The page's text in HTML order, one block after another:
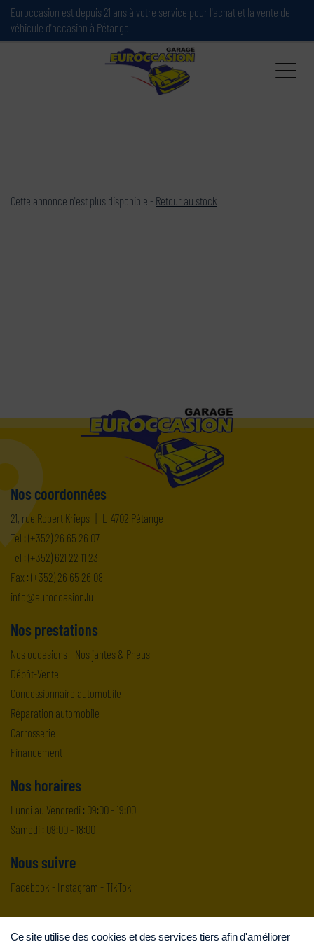
Euroccasion est depuis 21 ans à votre service pour l'achat et la vente de
véhicule d'occasion à Pétange
Cette annonce n'est plus disponible - Retour au stock
Nos coordonnées
21, rue Robert Krieps
L-4702 Pétange
Tel : (+352) 26 65 26 07
Tel : (+352) 621 22 11 23
Fax : (+352) 26 65 26 08
ul.noisacc
orue@of
ni
Nos prestations
Nos occasions - Nos jantes & Pneus
Dépôt-Vente
Concessionnaire automobile
Réparation automobile
Carrosserie
Financement
Nos horaires
Lundi au Vendredi : 09:00 - 19:00
Samedi : 09:00 - 18:00
Nous suivre
Facebook - Instagram - TikTok
Paramètres avancés des cookies
Ce site utilise des cookies et des services tiers afin d'améliorer